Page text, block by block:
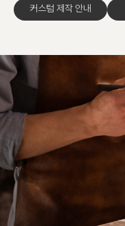
커스텀 제작 안내